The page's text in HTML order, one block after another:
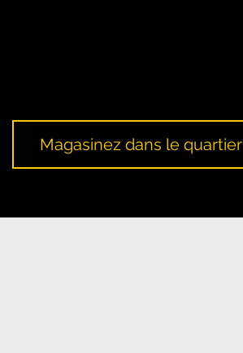
Magasinez dans le quartier